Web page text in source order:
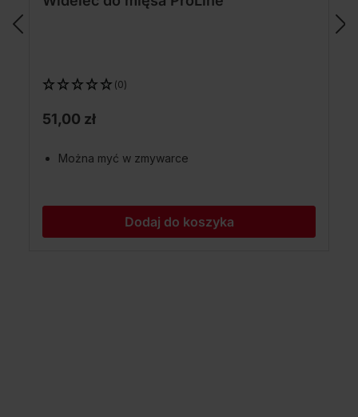
(0)
51,00 zł
Można myć w zmywarce
Dodaj do koszyka